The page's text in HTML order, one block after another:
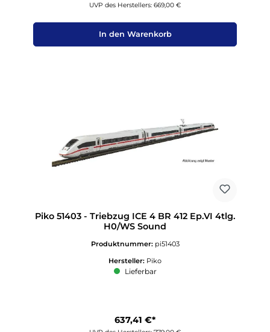
UVP des Herstellers: 669,00 €
In den Warenkorb
Piko 51403 - Triebzug ICE 4 BR 412 Ep.VI 4tlg.
H0/WS Sound
Produktnummer: pi51403
Hersteller: Piko
Lieferbar
637,41 €*